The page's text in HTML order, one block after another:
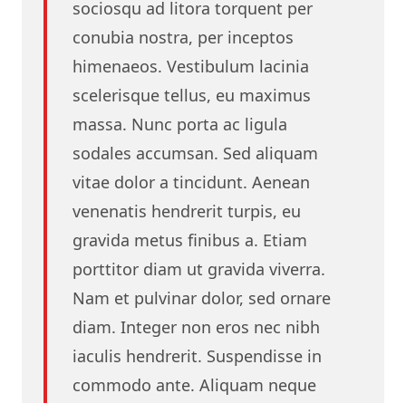
sociosqu ad litora torquent per
conubia nostra, per inceptos
himenaeos. Vestibulum lacinia
scelerisque tellus, eu maximus
massa. Nunc porta ac ligula
sodales accumsan. Sed aliquam
vitae dolor a tincidunt. Aenean
venenatis hendrerit turpis, eu
gravida metus finibus a. Etiam
porttitor diam ut gravida viverra.
Nam et pulvinar dolor, sed ornare
diam. Integer non eros nec nibh
iaculis hendrerit. Suspendisse in
commodo ante. Aliquam neque